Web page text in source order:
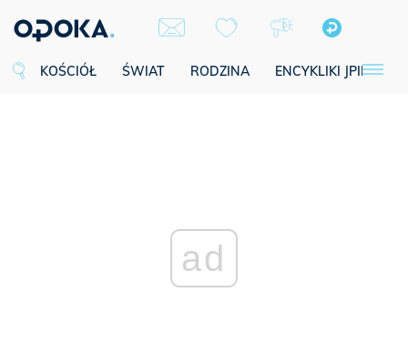
KOŚCIÓŁ ŚWIAT RODZINA ENCYKLIKI JPII
ad